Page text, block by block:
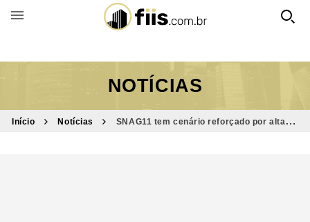
BUSCAR POR FUNDO
NOTÍCIAS
Início Notícias
SNAG11 tem cenário reforçado por alta de